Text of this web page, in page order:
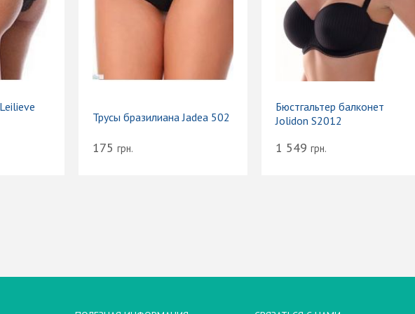
Трусы бразилиана Jadea 502
175 грн.
Бюстгальтер балконет
Jolidon S2012
1 549 грн.